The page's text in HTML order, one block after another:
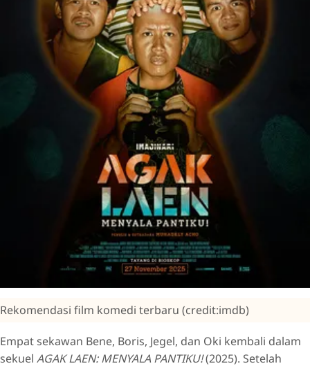
Rekomendasi film komedi terbaru (credit:imdb)
Empat sekawan Bene, Boris, Jegel, dan Oki kembali dalam
sekuel AGAK LAEN: MENYALA PANTIKU!(2025). Setelah